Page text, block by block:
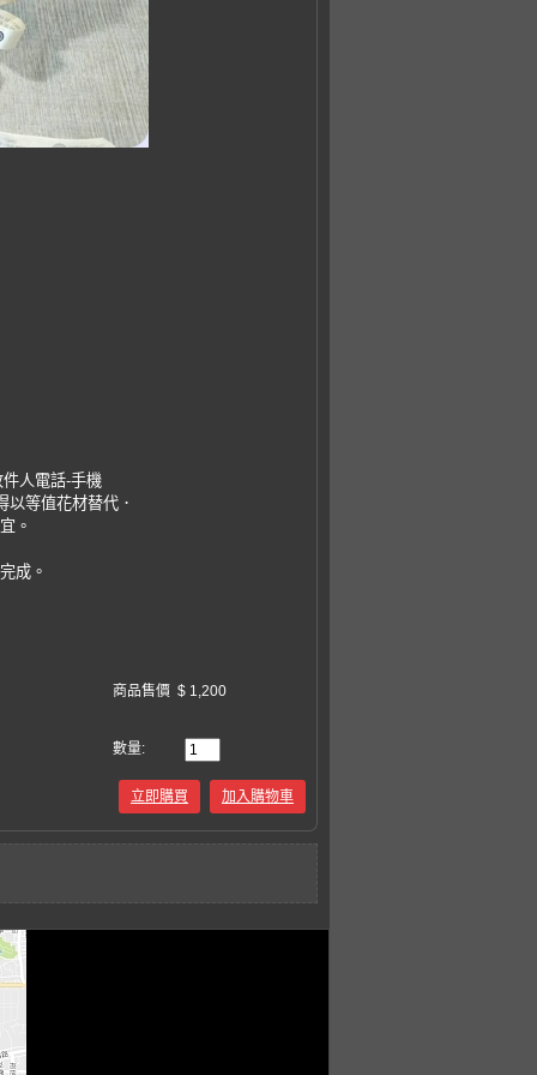
人電話-手機
等值花材替代．
。
成。
商品售價 $ 1,200
數量:
立即購買 加入購物車